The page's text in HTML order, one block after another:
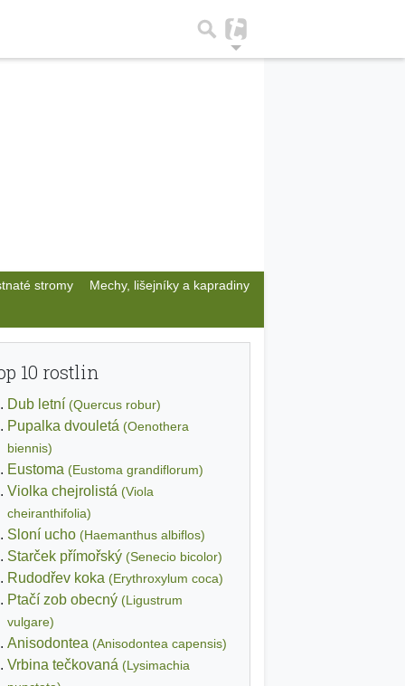
stromy Mechy, lišejníky a kapradiny
10 rostlin
Dub letní (Quercus robur)
Pupalka dvouletá (Oenothera
biennis)
Eustoma (Eustoma grandiflorum)
Violka chejrolistá (Viola
cheiranthifolia)
Sloní ucho (Haemanthus albiflos)
Starček přímořský (Senecio bicolor)
Rudodřev koka (Erythroxylum coca)
Ptačí zob obecný (Ligustrum
vulgare)
Anisodontea (Anisodontea capensis)
Vrbina tečkovaná (Lysimachia